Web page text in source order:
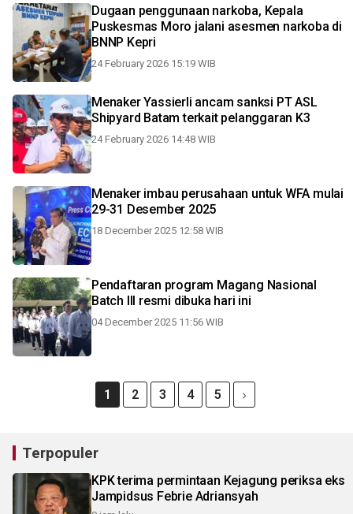
Dugaan penggunaan narkoba, Kepala
Puskesmas Moro jalani asesmen narkoba di
BNNP Kepri
24 February 2026 15:19 WIB
Menaker Yassierli ancam sanksi PT ASL
Shipyard Batam terkait pelanggaran K3
24 February 2026 14:48 WIB
Menaker imbau perusahaan untuk WFA mulai
29-31 Desember 2025
18 December 2025 12:58 WIB
Pendaftaran program Magang Nasional
Batch III resmi dibuka hari ini
04 December 2025 11:56 WIB
1 2 3 4 5
Terpopuler
KPK terima permintaan Kejagung periksa eks
Jampidsus Febrie Adriansyah